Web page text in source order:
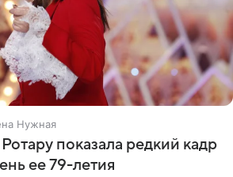
Нужная
показала редкий кадр
ее 79-летия